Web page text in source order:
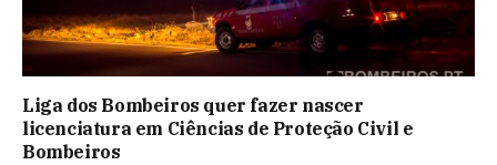
Liga dos Bombeiros quer fazer nascer
licenciatura em Ciências de Proteção Civil e
Bombeiros